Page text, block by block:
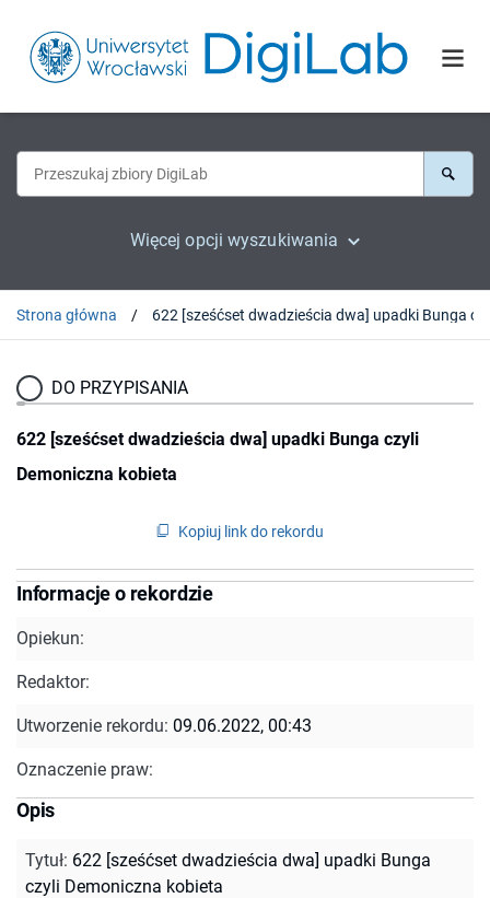
Więcej opcji wyszukiwania
Strona główna
DO PRZYPISANIA
622 [sześćset dwadzieścia dwa] upadki Bunga czyli
Demoniczna kobieta
Kopiuj link do rekordu
Informacje o rekordzie
Opiekun:
Redaktor:
Utworzenie rekordu: 09.06.2022, 00:43
Oznaczenie praw:
Opis
Tytuł: 622 [sześćset dwadzieścia dwa] upadki Bunga
czyli Demoniczna kobieta